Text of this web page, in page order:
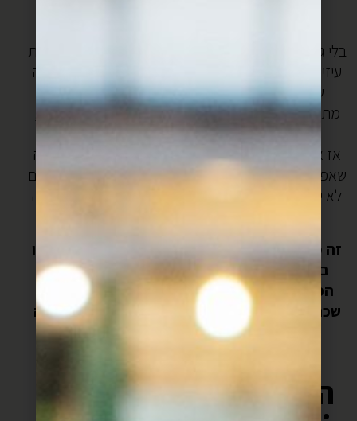
בלי גבינות עיזים בכלל? ריקוטה? משהו? הוא אמר “לגבינות
עיזים יש ריח של עיזים, ואנחנו לא אוהבים את זה בכנאפה
שלנו, מעדיפים גבינות טריות כמו מוצרלה, ואם את
מתעקשת את יכולה להוסיף מעט מאד גבינת עיזים רכה,
אבל רק אם את מתעקשת ורק מעט מאד”.
אז אני לא יודעת אם המוצרלה שיש לנו פה זהה למוצרלה
שאפשר למצוא באיסטנבול (כנראה שלא), אבל ניסיתי, וגם
לא יכולתי להתאפק והוספתי קצת ריקוטה עיזים והתוצאה
זה מתכון ששווה לגזור ולשמור לכל הכנאפה שתכינו
בחיים, יש פה כמה סודות חשובים שמחברים בין
הכנאפה של טורקיה לכנאפה של סוריה לזאת של
שכם. אלו באמת טיפים גדולים שיעזרו לכם בעבודה
עם קדאיף בכלל.
לפני שניגשים להכנת
הכנאפה, יש כמה דברים